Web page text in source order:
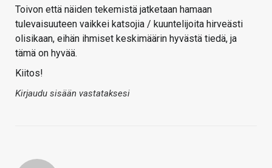
Toivon että näiden tekemistä jatketaan hamaan
tulevaisuuteen vaikkei katsojia / kuuntelijoita hirveästi
olisikaan, eihän ihmiset keskimäärin hyvästä tiedä, ja
tämä on hyvää.
Kiitos!
Kirjaudu sisään vastataksesi